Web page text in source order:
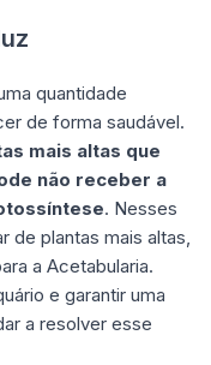
quantidade
de forma saudável.
mais altas que
não receber a
. Nesses
de plantas mais altas,
a Acetabularia.
e garantir uma
a resolver esse